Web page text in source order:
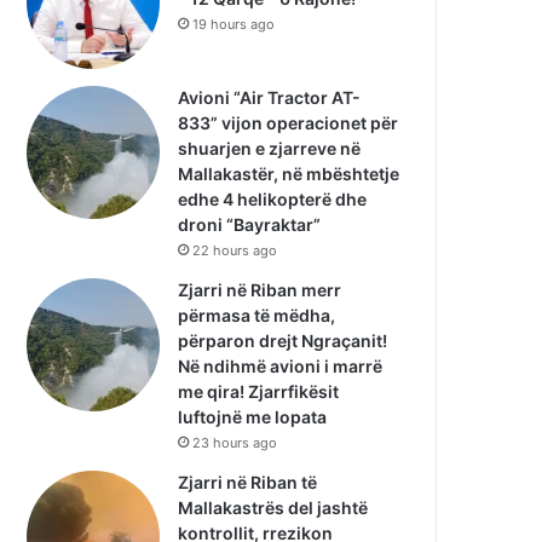
19 hours ago
Avioni “Air Tractor AT-
833” vijon operacionet për
shuarjen e zjarreve në
Mallakastër, në mbështetje
edhe 4 helikopterë dhe
droni “Bayraktar”
22 hours ago
Zjarri në Riban merr
përmasa të mëdha,
përparon drejt Ngraçanit!
Në ndihmë avioni i marrë
me qira! Zjarrfikësit
luftojnë me lopata
23 hours ago
Zjarri në Riban të
Mallakastrës del jashtë
kontrollit, rrezikon